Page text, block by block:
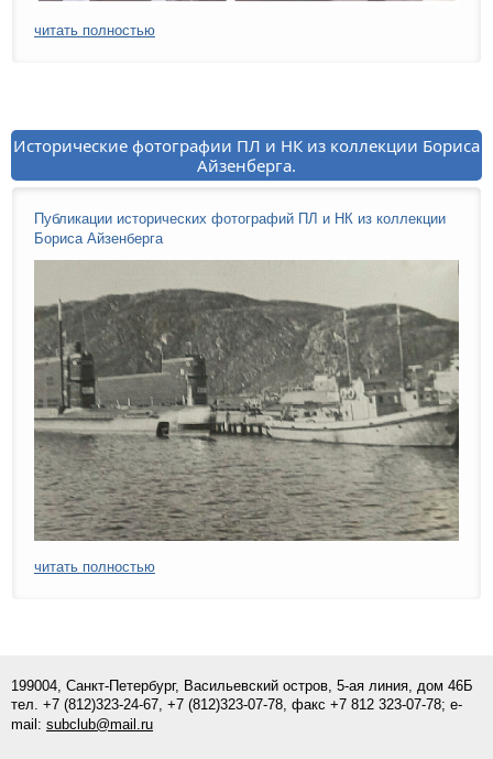
читать полностью
Исторические фотографии ПЛ и НК из коллекции Бориса
Айзенберга.
Публикации исторических фотографий ПЛ и НК из коллекции
Бориса Айзенберга
читать полностью
199004, Санкт-Петербург, Васильевский остров, 5-ая линия, дом 46Б
тел. +7 (812)323-24-67, +7 (812)323-07-78, факс +7 812 323-07-78; e-
mail: subclub@mail.ru